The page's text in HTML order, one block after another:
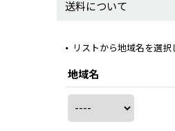
送料について
リストから地域名を選択
地域名